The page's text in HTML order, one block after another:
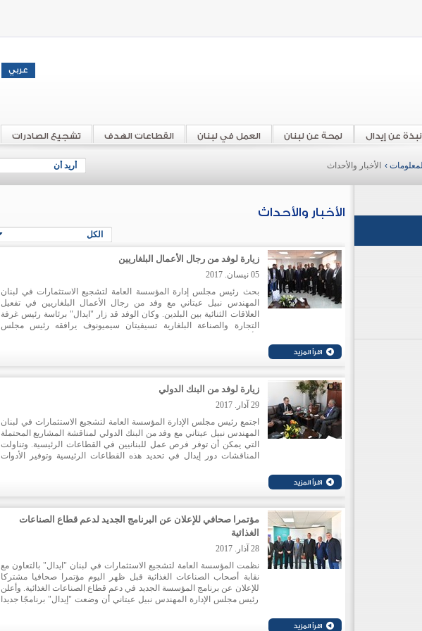
تشجيع الصادرات القطاعات الهدف العمل في لبنان لمحة عن لبنان نبذة عن إيدال
أريد أن › الأخبار والأحداث
الأخبار والأحداث
الكل
زيارة لوفد من رجال الأعمال البلغاريين
05 نيسان. 2017
بحث رئيس مجلس إدارة المؤسسة العامة لتشجيع الاستثمارات في لبنان
المهندس نبيل عيتاني مع وفد من رجال الأعمال البلغاريين في تفعيل
العلاقات الثنائية بين البلدين. وكان الوفد قد زار "ايدال" برئاسة رئيس غرفة
التجارة والصناعة البلغارية تسيفيتان سيميونوف يرافقه رئيس مجلس
زيارة لوفد من البنك الدولي
29 آذار. 2017
اجتمع رئيس مجلس الإدارة المؤسسة العامة لتشجيع الاستثمارات في لبنان
المهندس نبيل عيتاني مع وفد من البنك الدولي لمناقشة المشاريع المحتملة
التي يمكن أن توفر فرص عمل للبنانيين في القطاعات الرئيسية. وتناولت
المناقشات دور إيدال في تحديد هذه القطاعات الرئيسية وتوفير الأدوات
مؤتمرا صحافي للإعلان عن البرنامج الجديد لدعم قطاع الصناعات
الغذائية
28 آذار. 2017
نظمت المؤسسة العامة لتشجيع الاستثمارات في لبنان "ايدال" بالتعاون مع
نقابة أصحاب الصناعات الغذائية قبل ظهر اليوم مؤتمرا صحافيا مشتركا
للإعلان عن برنامج المؤسسة الجديد في دعم قطاع الصناعات الغذائية. وأعلن
رئيس مجلس الإدارة المهندس نبيل عيتاني أن وضعت "إيدال" برنامجًا جديدا